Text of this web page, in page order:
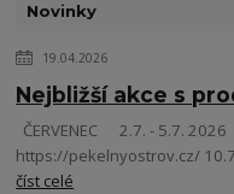
Novinky
19.04.2026
Nejbližší akce s
ČERVENEC 2.7. - 5.7.
https://pekelnyostrov.cz/
číst celé